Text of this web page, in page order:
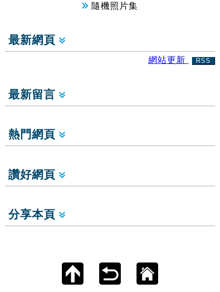
隨機照片集
最新網頁
網站更新 RSS
最新留言
熱門網頁
讚好網頁
分享本頁